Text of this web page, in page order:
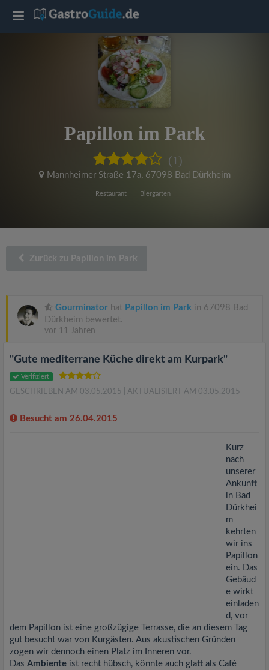
Papillon im Park
(1)
Mannheimer Straße 17a, 67098 Bad Dürkheim
Restaurant Biergarten
Zurück zu Papillon im Park
Gourminator hat Papillon im Park in 67098 Bad
Dürkheim bewertet.
vor 11 Jahren
"Gute mediterrane Küche direkt am Kurpark"
Verifiziert
GESCHRIEBEN AM 03.05.2015 | AKTUALISIERT AM 03.05.2015
Besucht am 26.04.2015
Kurz
nach
unserer
Ankunft
in Bad
Dürkhei
m
kehrten
wir ins
Papillon
ein. Das
Gebäud
e wirkt
einladen
d, vor
dem Papillon ist eine großzügige Terrasse, die an diesem Tag
gut besucht war von Kurgästen. Aus akustischen Gründen
zogen wir dennoch einen Platz im Inneren vor.
Das Ambiente ist recht hübsch, könnte auch glatt als Café
T
a
t